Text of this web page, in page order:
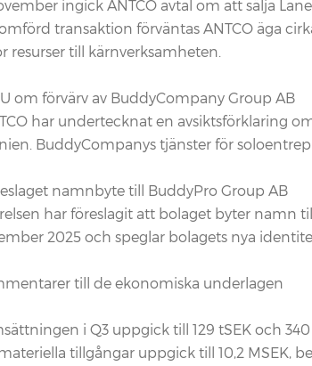
ingick ANTCO avtal om att sälja
transaktion förväntas ANTCO äga
resurser till kärnverksamheten.
om förvärv av BuddyCompany Group AB
har undertecknat en avsiktsförklaring
BuddyCompanys tjänster för
namnbyte till BuddyPro Group AB
har föreslagit att bolaget byter
2025 och speglar bolagets nya
till de ekonomiska underlagen
i Q3 uppgick till 129 tSEK och
tillgångar uppgick till 10,2 MSEK,